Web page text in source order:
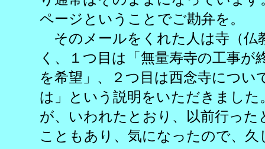
ページということでご勘弁を。
そのメールをくれた人は寺（仏
く、１つ目は「 無量寿寺の工事が
を希望」、２つ目は西念寺につい
は」という説明をいただきまし
が、いわれたとおり、以前行っ
こともあり、気になったので、久